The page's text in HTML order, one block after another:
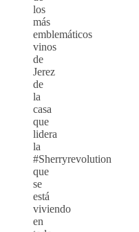
los
más
emblemáticos
vinos
de
Jerez
de
la
casa
que
lidera
la
#Sherryrevolution
que
se
está
viviendo
en